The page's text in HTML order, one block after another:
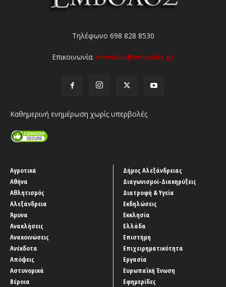
Τηλέφωνο 698 828 8530
Επικοινωνία: emvolos@emvolos.gr
Καθημερινή ενημέρωση χωρίς υπερβολές
Αγροτικά
Αθήνα
Αθλητισμός
Αλεξάνδρεια
Άμυνα
Ανακλήσεις
Ανακοινώσεις
Ανέκδοτα
Απόψεις
Αστυνομικά
Βέροια
Δήμος Αλεξάνδρειας
Διαγωνισμοί-Διακηρύξεις
Διατροφή & Υγεία
Εκδηλώσεις
Εκκλησία
Ελλάδα
Επιστήμη
Επιχειρηματικότητα
Εργασία
Ευρωπαϊκή Ένωση
Εφημερίδες